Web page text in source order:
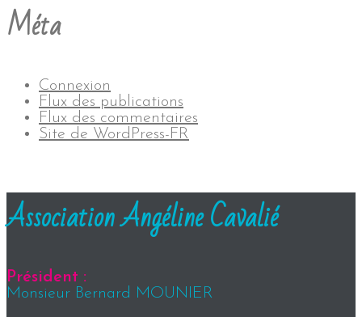
Méta
Connexion
Flux des publications
Flux des commentaires
Site de WordPress-FR
Association Angéline Cavalié
Président :
Monsieur Bernard MOUNIER